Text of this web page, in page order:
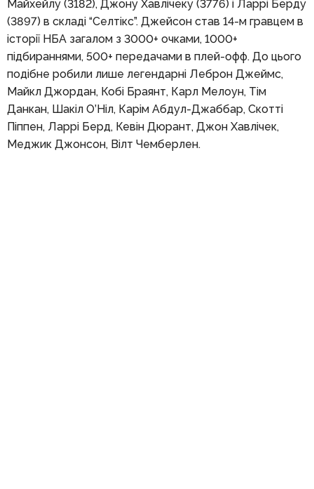
Майхейлу (3182), Джону Хавлічеку (3776) і Ларрі Берду
(3897) в складі “Селтікс”. Джейсон став 14-м гравцем в
історії НБА загалом з 3000+ очками, 1000+
підбираннями, 500+ передачами в плей-офф. До цього
подібне робили лише легендарні Леброн Джеймс,
Майкл Джордан, Кобі Браянт, Карл Мелоун, Тім
Данкан, Шакіл О’Ніл, Карім Абдул-Джаббар, Скотті
Піппен, Ларрі Берд, Кевін Дюрант, Джон Хавлічек,
Меджик Джонсон, Вілт Чемберлен.